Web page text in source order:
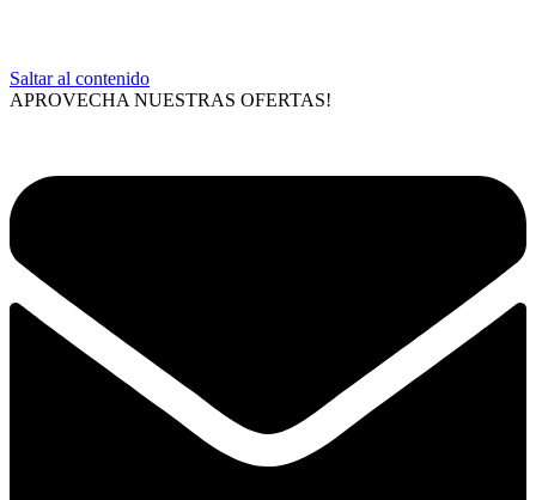
Saltar al contenido
APROVECHA NUESTRAS OFERTAS!